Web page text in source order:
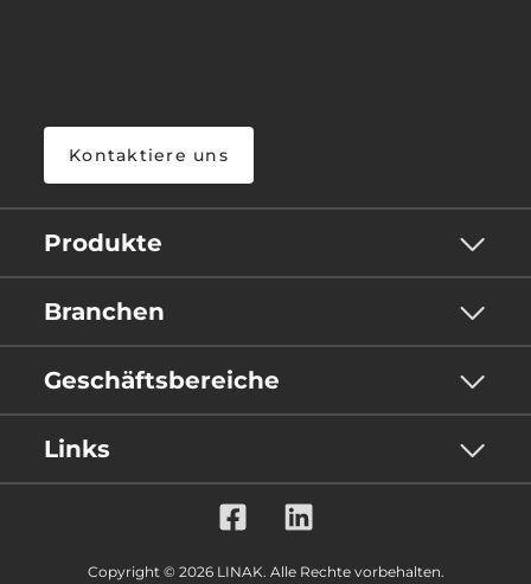
Kontaktiere uns
Produkte
Branchen
Geschäftsbereiche
Links
Copyright © 2026 LINAK. Alle Rechte vorbehalten.